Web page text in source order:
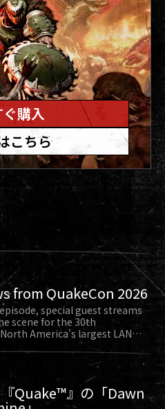
購入
こちら
from QuakeCon 2026
special guest streams
scene for the 30th
America’s largest LAN
Quake™』の「Dawn